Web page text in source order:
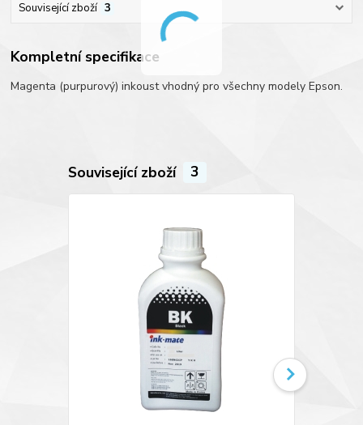
Související zboží 3
Kompletní specifikace
Magenta (purpurový) inkoust vhodný pro všechny modely Epson.
Související zboží 3